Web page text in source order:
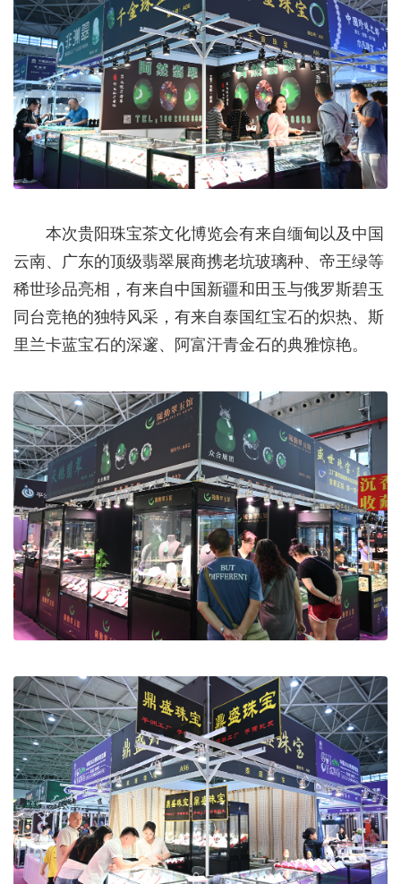
本次贵阳珠宝茶文化博览会有来自缅甸以及中国
云南、广东的顶级翡翠展商携老坑玻璃种、帝王绿等
稀世珍品亮相，有来自中国新疆和田玉与俄罗斯碧玉
同台竞艳的独特风采，有来自泰国红宝石的炽热、斯
里兰卡蓝宝石的深邃、阿富汗青金石的典雅惊艳。